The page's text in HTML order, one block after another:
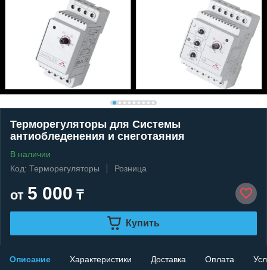
Терморегуляторы для Системы
антиобледенения и снеготаяния
В наличии
Код: Терморегуляторы
Розница
от 5 000 ₸
Купить
Описание Характеристики Доставка Оплата